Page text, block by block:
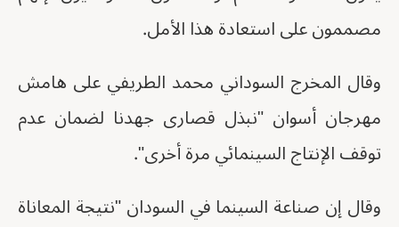
مصممون على استعادة هذا الأمل.
وقال المخرج السوداني محمد الطريفي على هامش
مهرجان أسوان "نبذل قصارى جهدنا لضمان عدم
توقف الإنتاج السينمائي مرة أخرى".
وقال إن صناعة السينما في السودان "نتيجة المعاناة